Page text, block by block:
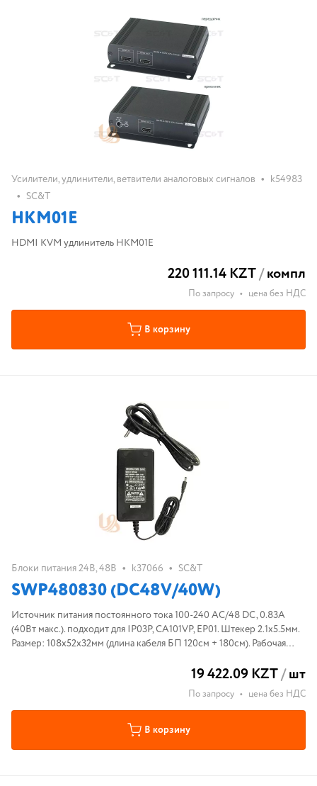
Усилители, удлинители, ветвители аналоговых сигналов • k54983
• SC&T
HKM01E
HDMI KVM удлинитель HKM01E
220 111.14 KZT/компл
По запросу • цена без НДС
В корзину
Блоки питания 24В, 48В • k37066 • SC&T
SWP480830 (DC48V/40W)
Источник питания постоянного тока 100-240 AC/48 DC, 0.83A
(40Вт макс.). подходит для IP03P, CA101VP, EP01. Штекер 2.1x5.5мм.
Размер: 108x52x32мм (длина кабеля БП 120см + 180см). Рабочая
19 422.09 KZT/шт
По запросу • цена без НДС
В корзину